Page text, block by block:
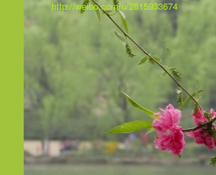
http://weibo.com/u/2815933674